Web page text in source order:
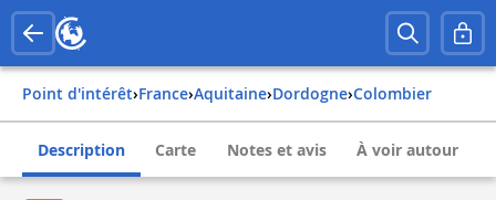
Point d'intérêt› france› aquitaine› dordogne› colombier
Description Carte Notes et avis À voir autour